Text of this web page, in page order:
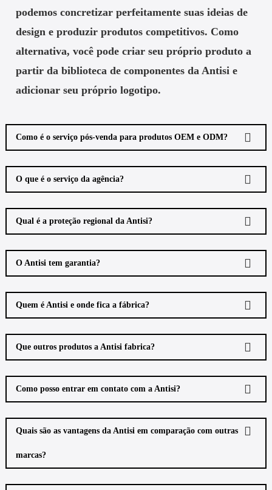
podemos concretizar perfeitamente suas ideias de
design e produzir produtos competitivos. Como
alternativa, você pode criar seu próprio produto a
partir da biblioteca de componentes da Antisi e
adicionar seu próprio logotipo.
Como é o serviço pós-venda para produtos OEM e ODM?
O que é o serviço da agência?
Qual é a proteção regional da Antisi?
O Antisi tem garantia?
Quem é Antisi e onde fica a fábrica?
Que outros produtos a Antisi fabrica?
Como posso entrar em contato com a Antisi?
Quais são as vantagens da Antisi em comparação com outras
marcas?